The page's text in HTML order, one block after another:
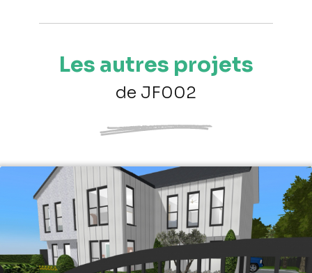
Les autres projets
de JF002